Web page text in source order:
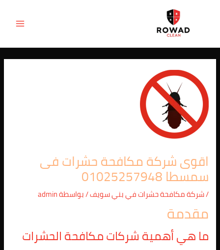
اقوى شركة مكافحة حشرات فى
سمسطا 01025257948
/شركة مكافحة حشرات في بني سويف/ بواسطةadmin
مقدمة
ما هي أهمية شركات مكافحة الحشرات